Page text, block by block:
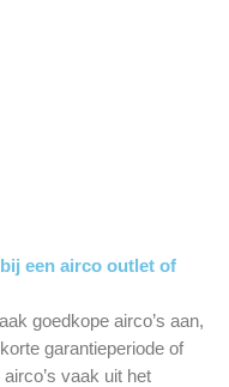
een airco outlet of
goedkope airco’s aan,
garantieperiode of
vaak uit het